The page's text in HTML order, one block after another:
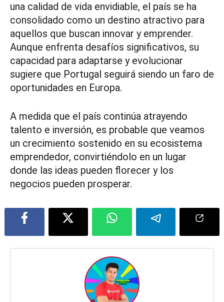
una calidad de vida envidiable, el país se ha
consolidado como un destino atractivo para
aquellos que buscan innovar y emprender.
Aunque enfrenta desafíos significativos, su
capacidad para adaptarse y evolucionar
sugiere que Portugal seguirá siendo un faro de
oportunidades en Europa.
A medida que el país continúa atrayendo
talento e inversión, es probable que veamos
un crecimiento sostenido en su ecosistema
emprendedor, convirtiéndolo en un lugar
donde las ideas pueden florecer y los
negocios pueden prosperar.